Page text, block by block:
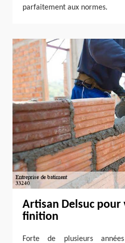
parfaitement aux normes.
Artisan Delsuc pour
finition
Forte de plusieurs